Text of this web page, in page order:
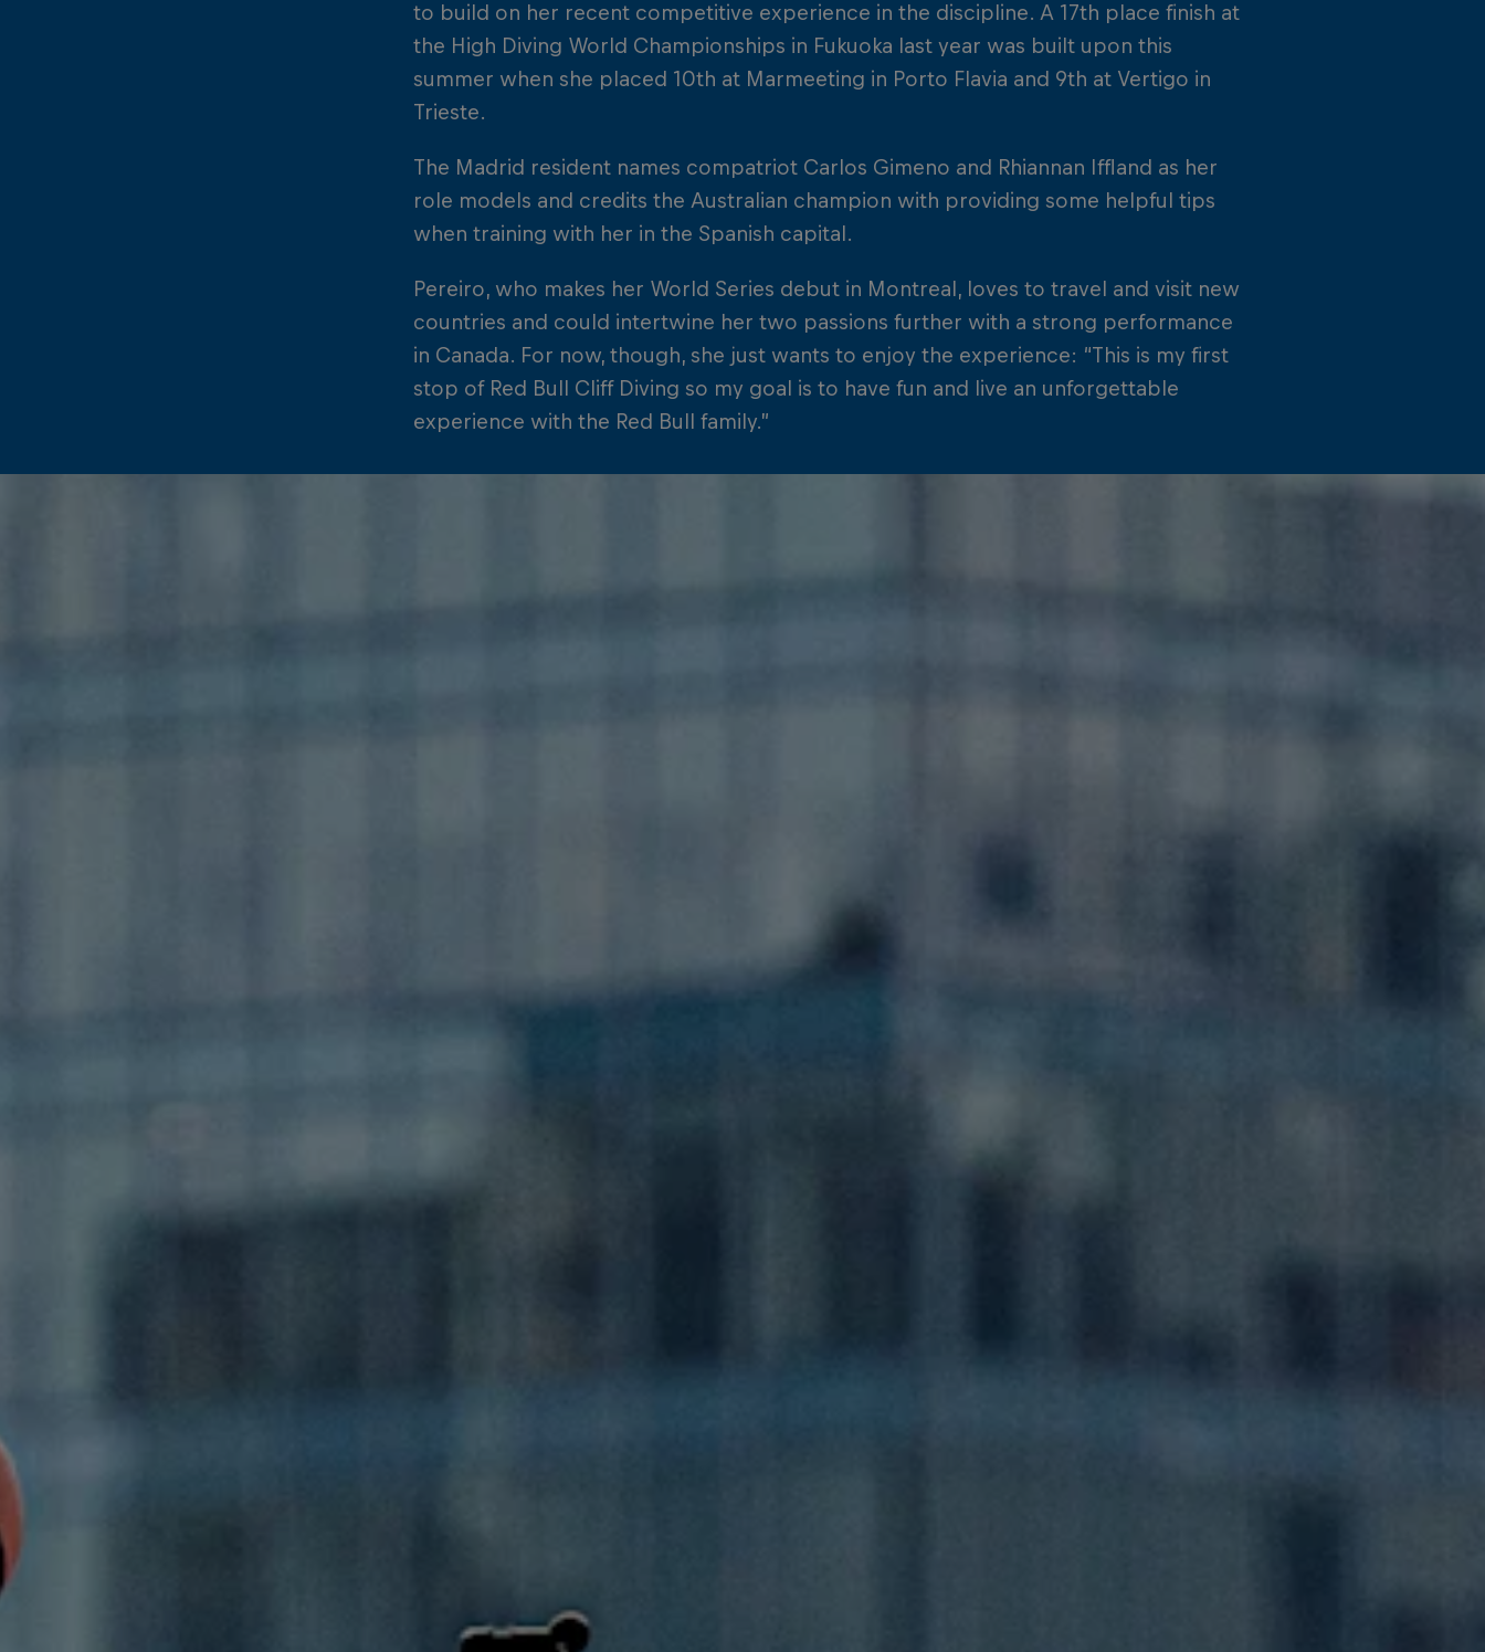
to build on her recent competitive experience in the discipline. A 17th place finish at
the High Diving World Championships in Fukuoka last year was built upon this
summer when she placed 10th at Marmeeting in Porto Flavia and 9th at Vertigo in
Trieste.
The Madrid resident names compatriot Carlos Gimeno and Rhiannan Iffland as her
role models and credits the Australian champion with providing some helpful tips
when training with her in the Spanish capital.
Pereiro, who makes her World Series debut in Montreal, loves to travel and visit new
countries and could intertwine her two passions further with a strong performance
in Canada. For now, though, she just wants to enjoy the experience: “This is my first
stop of Red Bull Cliff Diving so my goal is to have fun and live an unforgettable
experience with the Red Bull family.”